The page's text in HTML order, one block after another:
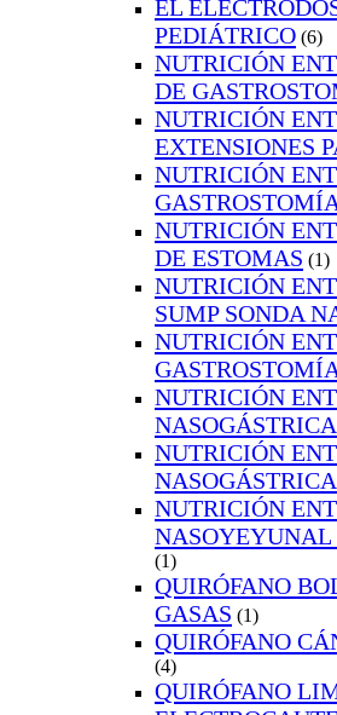
EL
PEDIÁTRICO (6)
NUTRICIÓN
DE
NUTRICIÓN
EXTENSIONES
NUTRICIÓN
NUTRICIÓN
DE ESTOMAS (1)
NUTRICIÓN
SUMP SONDA
NUTRICIÓN
NUTRICIÓN
NASOGÁSTRICA
NUTRICIÓN
NUTRICIÓN
(1)
QUIRÓFANO
GASAS (1)
QUIRÓFANO
(4)
QUIRÓFANO